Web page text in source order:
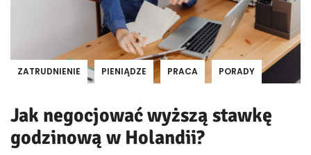
ZATRUDNIENIE PIENIĄDZE PRACA PORADY
Jak negocjować wyższą stawkę
godzinową w Holandii?